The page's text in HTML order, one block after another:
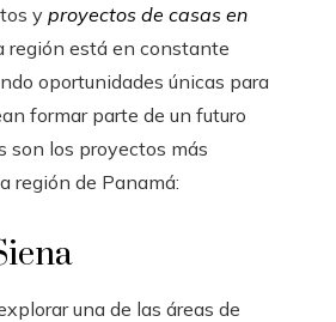
y proyectos de casas en
región está en constante
oportunidades únicas para
formar parte de un futuro
son los proyectos más
región de Panamá:
una de las áreas de